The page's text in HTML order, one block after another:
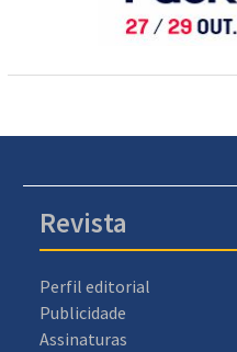
Revista
Perfil editorial
Publicidade
Assinaturas